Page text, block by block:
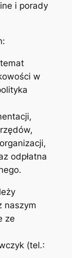
i porady
w
odpłatna
naszym
ze
(tel.: